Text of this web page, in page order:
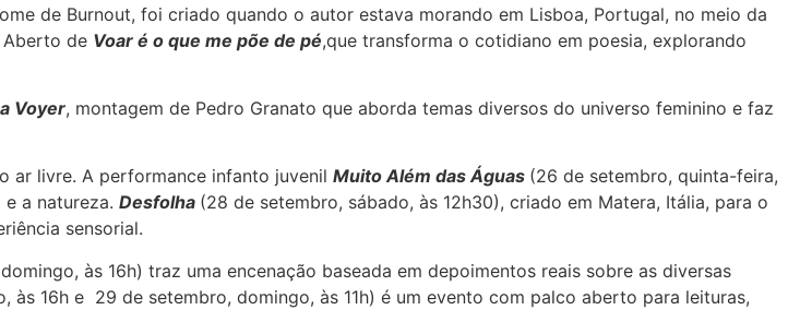
de Burnout, foi criado quando o autor estava morando em Lisboa, Portugal, no meio da
Aberto de Voar é o que me põe de pé,que transforma o cotidiano em poesia, explorando
Voyer, montagem de Pedro Granato que aborda temas diversos do universo feminino e faz
ar livre. A performance infanto juvenil Muito Além das Águas (26 de setembro, quinta-feira,
a natureza. Desfolha (28 de setembro, sábado, às 12h30), criado em Matera, Itália, para o
sensorial.
às 16h) traz uma encenação baseada em depoimentos reais sobre as diversas
às 16h e 29 de setembro, domingo, às 11h) é um evento com palco aberto para leituras,